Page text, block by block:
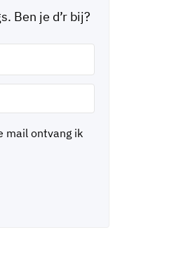
Ben je d’r bij?
mail ontvang ik